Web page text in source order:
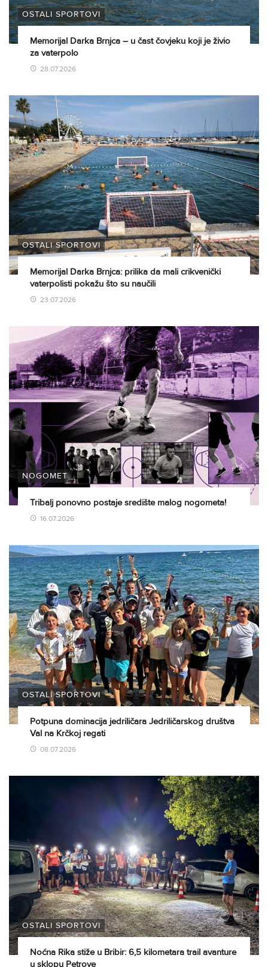
OSTALI SPORTOVI
Memorijal Darka Brnjca – u čast čovjeku koji je živio
za vaterpolo
28.07.2026
OSTALI SPORTOVI
Memorijal Darka Brnjca: prilika da mali crikvenički
vaterpolisti pokažu što su naučili
23.07.2026
NOGOMET
Tribalj ponovno postaje središte malog nogometa!
16.07.2026
OSTALI SPORTOVI
Potpuna dominacija jedriličara Jedriličarskog društva
Val na Krčkoj regati
08.07.2026
OSTALI SPORTOVI
Noćna Rika stiže u Bribir: 6,5 kilometara trail avanture
u sklopu Petrove